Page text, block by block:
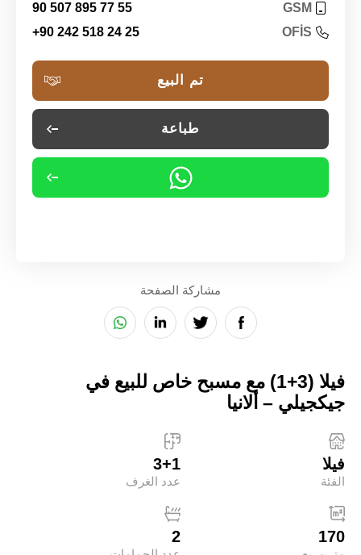
GSM
90 507 895 77 55
OFİS
+90 242 518 24 25
تم البيع
طباعة
مشاركة الصفحة
فيلا (3+1) مع مسبح خاص للبيع في
جيكجيلي – ألانيا
فيلا
الفئة
3+1
عدد الغرف
170
2